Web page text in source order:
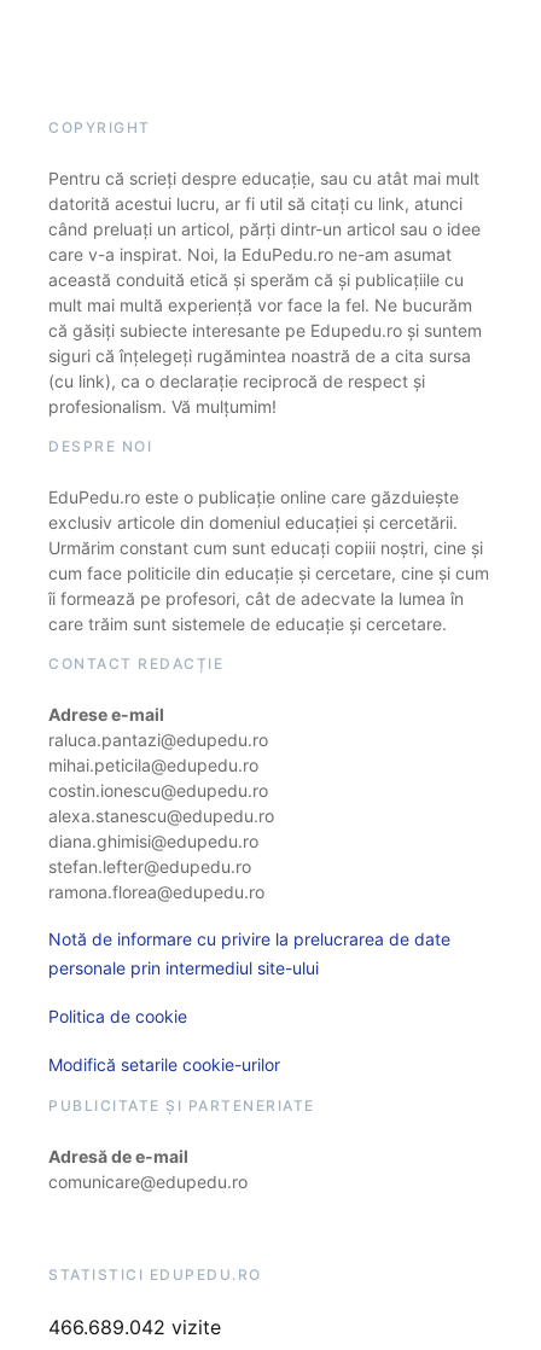
COPYRIGHT
Pentru că scrieți despre educație, sau cu atât mai mult
datorită acestui lucru, ar fi util să citați cu link, atunci
când preluați un articol, părți dintr-un articol sau o idee
care v-a inspirat. Noi, la EduPedu.ro ne-am asumat
această conduită etică și sperăm că și publicațiile cu
mult mai multă experiență vor face la fel. Ne bucurăm
că găsiți subiecte interesante pe Edupedu.ro și suntem
siguri că înțelegeți rugămintea noastră de a cita sursa
(cu link), ca o declarație reciprocă de respect și
profesionalism. Vă mulțumim!
DESPRE NOI
EduPedu.ro este o publicație online care găzduiește
exclusiv articole din domeniul educației și cercetării.
Urmărim constant cum sunt educați copiii noștri, cine și
cum face politicile din educație și cercetare, cine și cum
îi formează pe profesori, cât de adecvate la lumea în
care trăim sunt sistemele de educație și cercetare.
CONTACT REDACȚIE
Adrese e-mail
raluca.pantazi@edupedu.ro
mihai.peticila@edupedu.ro
costin.ionescu@edupedu.ro
alexa.stanescu@edupedu.ro
diana.ghimisi@edupedu.ro
stefan.lefter@edupedu.ro
ramona.florea@edupedu.ro
Notă de informare cu privire la prelucrarea de date
personale prin intermediul site-ului
Politica de cookie
Modifică setarile cookie-urilor
PUBLICITATE ȘI PARTENERIATE
Adresă de e-mail
comunicare@edupedu.ro
STATISTICI EDUPEDU.RO
466.689.042 vizite